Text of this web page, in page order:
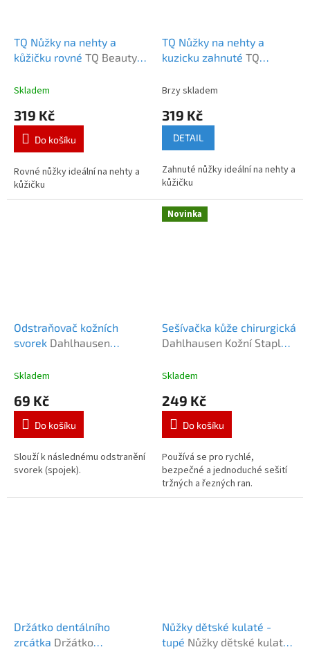
TQ Nůžky na nehty a
kůžičku rovné TQ Beauty
rovné
Skladem
319 Kč
Do košíku
Rovné nůžky ideální na nehty a
kůžičku
TQ Nůžky na nehty a
kuzicku zahnuté TQ
zahnuté
Brzy skladem
319 Kč
DETAIL
Zahnuté nůžky ideální na nehty a
kůžičku
Odstraňovač kožních
svorek Dahlhausen
svorek
Skladem
69 Kč
Do košíku
Slouží k následnému odstranění
svorek (spojek).
Novinka
Sešívačka kůže chirurgická
Dahlhausen Kožní Stapler
Skladem
249 Kč
Do košíku
Používá se pro rychlé,
bezpečné a jednoduché sešití
tržných a řezných ran.
Držátko dentálního
zrcátka Držátko
Nůžky dětské kulaté -
tupé Nůžky dětské kulaté